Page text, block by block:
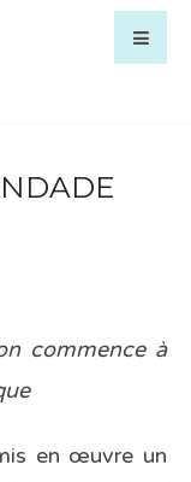
commence à
en œuvre un